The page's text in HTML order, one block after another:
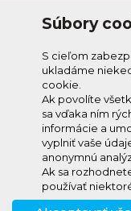
info@knh.sk
+421 903
Súbory
S cieľom
ukladáme
cookie.
Ak povolíte
sa vďaka ním
informácie a
vyplniť vaše
anonymnú
Ak sa
používať